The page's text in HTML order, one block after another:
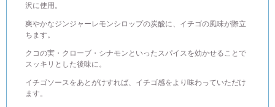
沢に使用。
爽やかなジンジャーレモンシロップの炭酸に、イチゴの風味が際立
ちます。
クコの実・クローブ・シナモンといったスパイスを効かせることで
スッキリとした後味に。
イチゴソースをあとがけすれば、イチゴ感をより味わっていただけ
ます。